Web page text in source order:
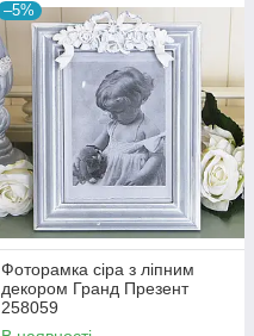
–5%
Фоторамка сіра з ліпним
декором Гранд Презент
258059